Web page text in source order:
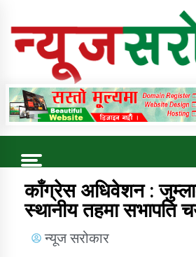
Online News Portal
Trending Now
कुषि बिकास कार्यालय
काँग्रेस अधिवेशन :
स्थानीय तहमा सभापति
न्यूज सरोकार